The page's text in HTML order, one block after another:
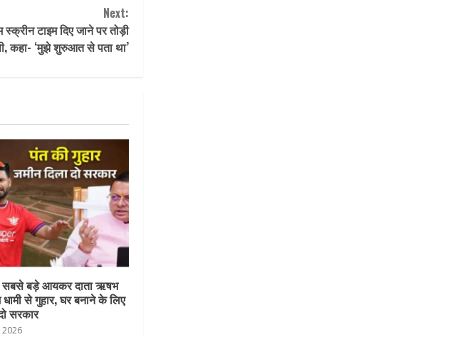
Next:
टाइम दिए जाने पर तोड़ी
कहा- ‘मुझे शुरुआत से पता था’
सबसे बड़े आयकर दाता ऋषभ
से गुहार, घर बनाने के लिए
सरकार
2026